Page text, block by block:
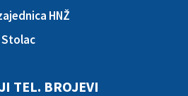
HNŽ
Stolac
TEL. BROJEVI